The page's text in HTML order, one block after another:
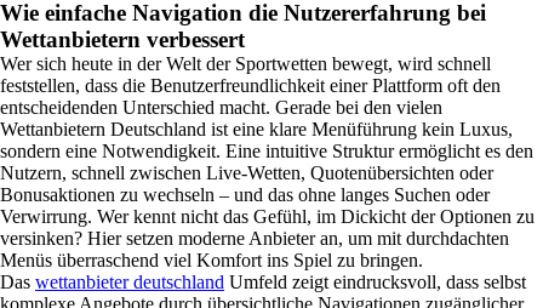
Wie einfache Navigation die Nutzererfahrung bei
Wettanbietern verbessert
Wer sich heute in der Welt der Sportwetten bewegt, wird schnell
feststellen, dass die Benutzerfreundlichkeit einer Plattform oft den
entscheidenden Unterschied macht. Gerade bei den vielen
Wettanbietern Deutschland ist eine klare Menüführung kein Luxus,
sondern eine Notwendigkeit. Eine intuitive Struktur ermöglicht es den
Nutzern, schnell zwischen Live-Wetten, Quotenübersichten oder
Bonusaktionen zu wechseln – und das ohne langes Suchen oder
Verwirrung. Wer kennt nicht das Gefühl, im Dickicht der Optionen zu
versinken? Hier setzen moderne Anbieter an, um mit durchdachten
Menüs überraschend viel Komfort ins Spiel zu bringen.
Das wettanbieter deutschland Umfeld zeigt eindrucksvoll, dass selbst
komplexe Angebote durch übersichtliche Navigationen zugänglicher